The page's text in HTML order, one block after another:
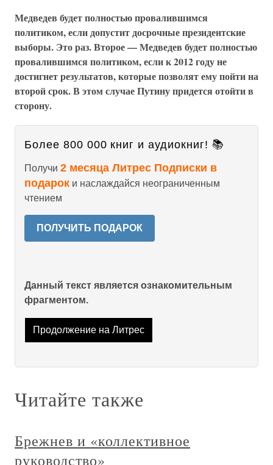
Медведев будет полностью провалившимся
политиком, если допустит досрочные президентские
выборы. Это раз. Второе — Медведев будет полностью
провалившимся политиком, если к 2012 году не
достигнет результатов, которые позволят ему пойти на
второй срок. В этом случае Путину придется отойти в
сторону.
Более 800 000 книг и аудиокниг! 📚
Получи 2 месяца Литрес Подписки в
подарок и наслаждайся неограниченным
чтением
ПОЛУЧИТЬ ПОДАРОК
Данный текст является ознакомительным
фрагментом.
Продолжение на Литрес
Читайте также
Брежнев и «коллективное
руководство»